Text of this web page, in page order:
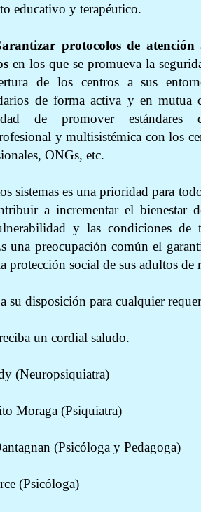
educativo y terapéutico.
protocolos de
en los que se promueva la
de los centros a sus
de forma activa y en mutua
de promover
y multisistémica con los
ONGs, etc.
sistemas es una prioridad para
a incrementar el bienestar
y las condiciones de
una preocupación común el
protección social de sus adultos de
su disposición para cualquier
un cordial saludo.
(Neuropsiquiatra)
Moraga (Psiquiatra)
(Psicóloga y Pedagoga)
(Psicóloga)